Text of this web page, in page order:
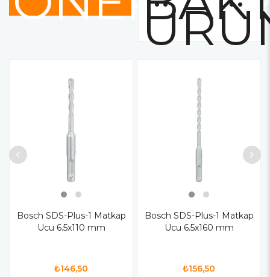
Bosch SDS-Plus-1 Matkap
Ucu 6.5x110 mm
₺146,50
Bosch SDS-Plus-1 Matkap
Ucu 6.5x160 mm
₺156,50